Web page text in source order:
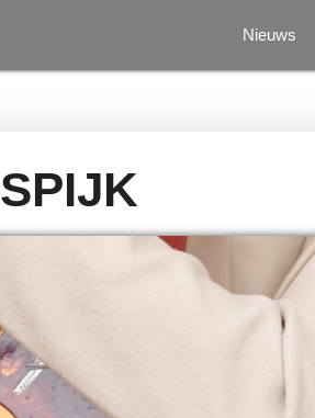
Nieuws
SPIJK